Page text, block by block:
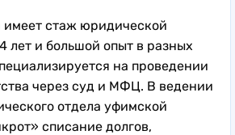
стаж юридической
лет и большой опыт в разных
на проведении
через суд и МФЦ. В ведении
отдела уфимской
списание долгов,